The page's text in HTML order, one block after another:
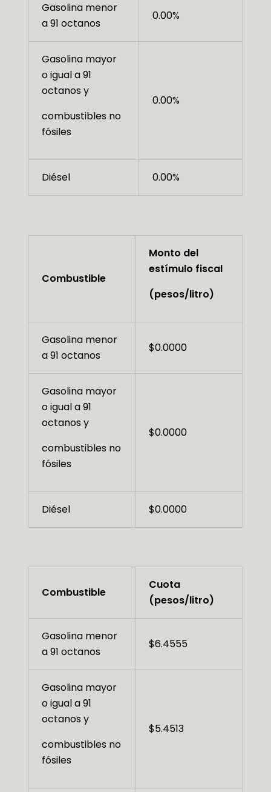
Gasolina menor
a 91 octanos
0.00%
Gasolina mayor
o igual a 91
octanos y
combustibles no
fósiles
0.00%
Diésel 0.00%
Combustible
Monto del
estímulo fiscal
(pesos/litro)
Gasolina menor
a 91 octanos
$0.0000
Gasolina mayor
o igual a 91
octanos y
combustibles no
fósiles
$0.0000
Diésel $0.0000
Combustible
Cuota
(pesos/litro)
Gasolina menor
a 91 octanos
$6.4555
Gasolina mayor
o igual a 91
octanos y
combustibles no
fósiles
$5.4513